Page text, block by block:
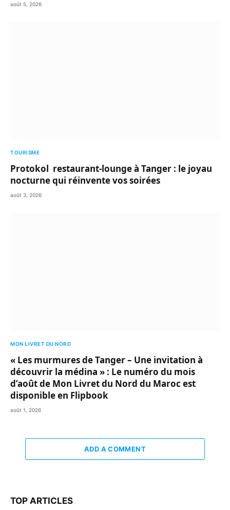
août 5, 2026
TOURISME
Protokol restaurant-lounge à Tanger : le joyau
nocturne qui réinvente vos soirées
août 3, 2026
MON LIVRET DU NORD
« Les murmures de Tanger – Une invitation à
découvrir la médina » : Le numéro du mois
d’août de Mon Livret du Nord du Maroc est
disponible en Flipbook
août 1, 2026
ADD A COMMENT
TOP ARTICLES